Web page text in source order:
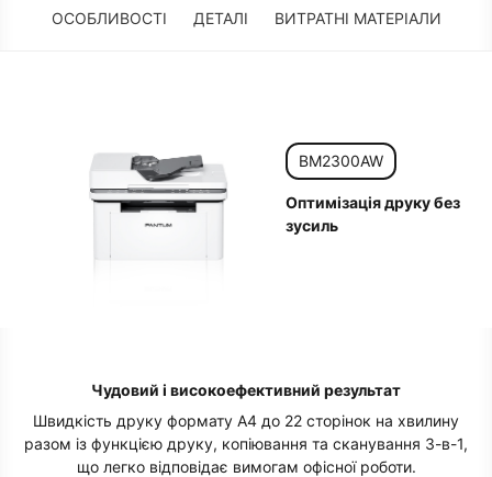
ОСОБЛИВОСТІ ДЕТАЛІ ВИТРАТНІ МАТЕРІАЛИ
BM2300AW
Оптимізація друку без
зусиль
Чудовий і високоефективний результат
Швидкість друку формату A4 до 22 сторінок на хвилину
разом із функцією друку, копіювання та сканування 3-в-1,
що легко відповідає вимогам офісної роботи.